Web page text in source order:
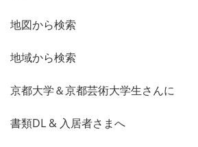
地図から検索
地域から検索
京都大学＆京都芸術大学生さんに
書類DL & 入居者さまへ